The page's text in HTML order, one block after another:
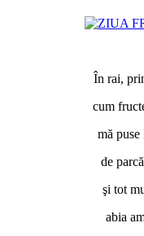
În rai,
cum
mă
de
şi tot
abia